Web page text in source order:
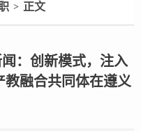
> 正文
闻：创新模式，注入
教融合共同体在遵义